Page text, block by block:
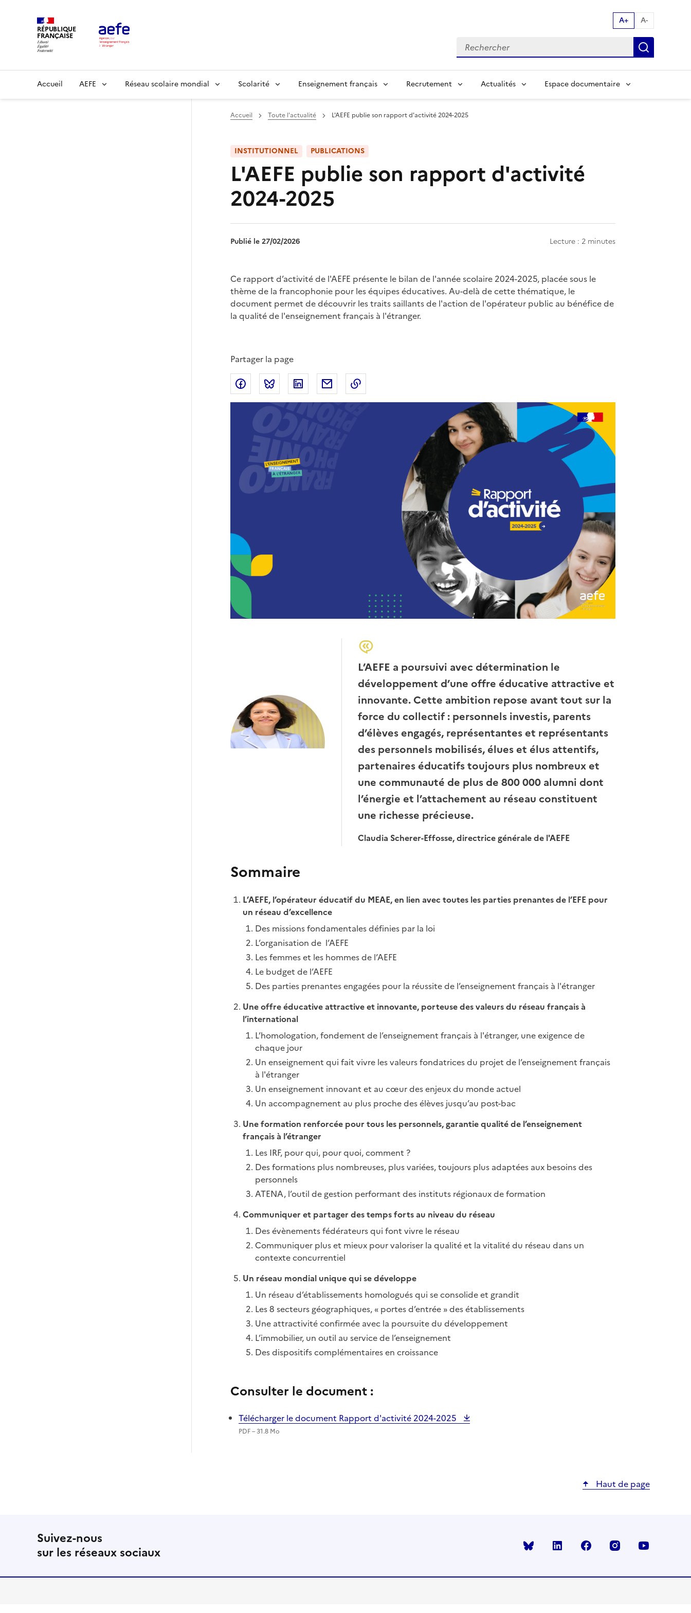
RÉPUBLIQUE
FRANÇAISE
A+ A-
Recherche par mot clés:
Main
Accueil AEFE Réseau scolaire mondial Scolarité Enseignement français Recrutement Actualités Espace documentaire
Accueil Toute l'actualité L'AEFE publie son rapport d'activité 2024-2025
INSTITUTIONNEL PUBLICATIONS
L'AEFE publie son rapport d'activité
2024-2025
Publié le 27/02/2026 Lecture : 2 minutes
Chapo
Ce rapport d’activité de l'AEFE présente le bilan de l'année scolaire 2024-2025, placée sous le
thème de la francophonie pour les équipes éducatives. Au-delà de cette thématique, le
document permet de découvrir les traits saillants de l'action de l'opérateur public au bénéfice de
la qualité de l'enseignement français à l'étranger.
Partager la page
Partager sur Facebook
Partager sur Bluesky
Partager sur LinkedIn
Partager par email
L’AEFE a poursuivi avec détermination le
développement d’une offre éducative attractive et
innovante. Cette ambition repose avant tout sur la
force du collectif : personnels investis, parents
d’élèves engagés, représentantes et représentants
des personnels mobilisés, élues et élus attentifs,
partenaires éducatifs toujours plus nombreux et
une communauté de plus de 800 000 alumni dont
l’énergie et l’attachement au réseau constituent
une richesse précieuse.
Claudia Scherer-Effosse, directrice générale de l'AEFE
Sommaire
L’AEFE, l’opérateur éducatif du MEAE, en lien avec toutes les parties prenantes de l’EFE pour
un réseau d’excellence
Des missions fondamentales définies par la loi
L’organisation de l’AEFE
Les femmes et les hommes de l’AEFE
Le budget de l’AEFE
Des parties prenantes engagées pour la réussite de l’enseignement français à l'étranger
Une offre éducative attractive et innovante, porteuse des valeurs du réseau français à
l’international
L’homologation, fondement de l’enseignement français à l'étranger, une exigence de
chaque jour
Un enseignement qui fait vivre les valeurs fondatrices du projet de l’enseignement français
à l'étranger
Un enseignement innovant et au cœur des enjeux du monde actuel
Un accompagnement au plus proche des élèves jusqu’au post-bac
Une formation renforcée pour tous les personnels, garantie qualité de l’enseignement
français à l’étranger
Les IRF, pour qui, pour quoi, comment ?
Des formations plus nombreuses, plus variées, toujours plus adaptées aux besoins des
personnels
ATENA, l’outil de gestion performant des instituts régionaux de formation
Communiquer et partager des temps forts au niveau du réseau
Des évènements fédérateurs qui font vivre le réseau
Communiquer plus et mieux pour valoriser la qualité et la vitalité du réseau dans un
contexte concurrentiel
Un réseau mondial unique qui se développe
Un réseau d’établissements homologués qui se consolide et grandit
Les 8 secteurs géographiques, « portes d’entrée » des établissements
Une attractivité confirmée avec la poursuite du développement
L’immobilier, un outil au service de l’enseignement
Des dispositifs complémentaires en croissance
Consulter le document :
Télécharger le document Rapport d'activité 2024-2025
PDF – 31.8 Mo
Haut de page
Suivez-nous
sur les réseaux sociaux
Bluesky linkedin facebook instagram